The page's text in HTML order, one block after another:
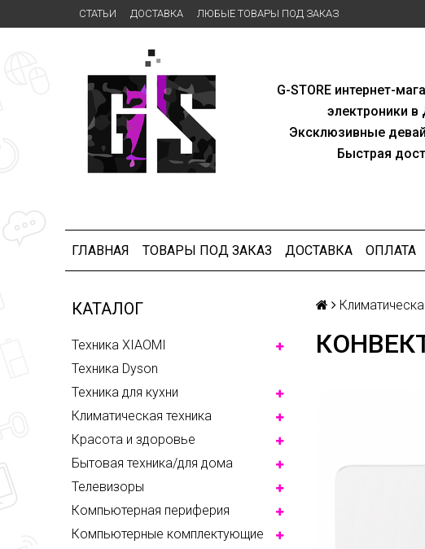
СТАТЬИ ДОСТАВКА ЛЮБЫЕ ТОВАРЫ ПОД ЗАКАЗ
G-STOREинтернет-мага
электроники
Эксклюзивные
Быстрая
ГЛАВНАЯ ТОВАРЫ ПОД ЗАКАЗ ДОСТАВКА ОПЛАТА
КАТАЛОГ
Техника XIAOMI
Техника Dyson
Техника для кухни
Климатическая техника
Красота и здоровье
Бытовая техника/для дома
Телевизоры
Компьютерная периферия
Компьютерные комплектующие